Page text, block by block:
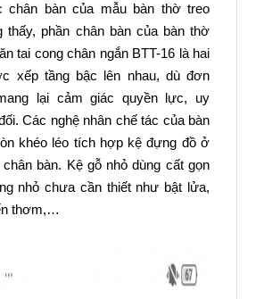
chân bàn của mẫu bàn thờ treo
thấy, phần chân bàn của bàn thờ
tai cong chân ngắn BTT-16 là hai
xếp tầng bậc lên nhau, dù đơn
lại cảm giác quyền lực, uy
Các nghệ nhân chế tác của bàn
khéo léo tích hợp kệ đựng đồ ở
bàn. Kệ gỗ nhỏ dùng cất gọn
nhỏ chưa cần thiết như bật lửa,
thơm,…